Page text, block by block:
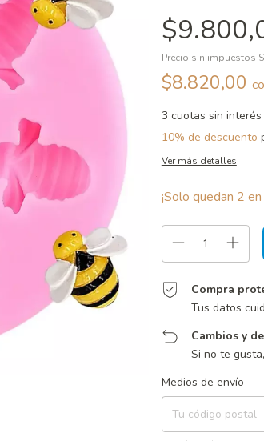
Precio sin impuestos
$8.820,00
3 cuotas sin interés
10% de descuento
Ver más detalles
¡Solo quedan 2
Compra
Tus datos
Cambios y
Si no te
Entregas para el CP:
Medios de envío